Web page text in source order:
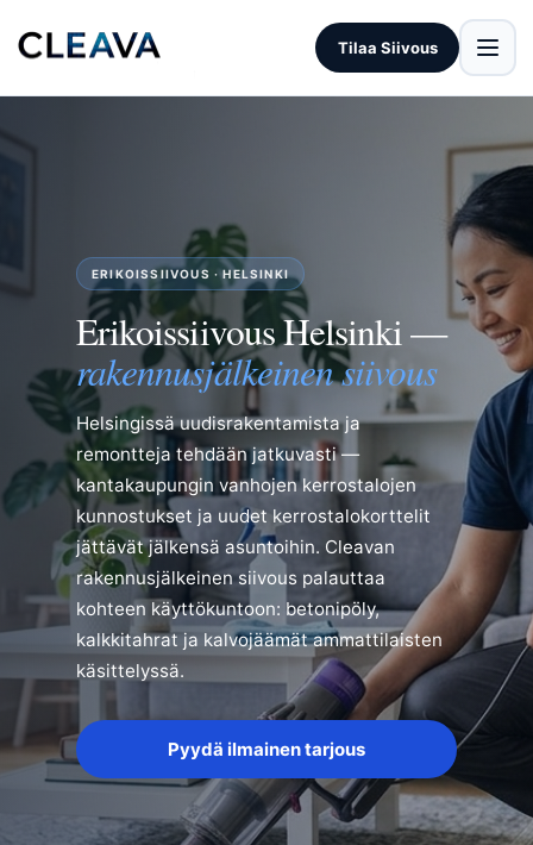
Tilaa Siivous
ERIKOISSIIVOUS · HELSINKI
Erikoissiivous Helsinki —
rakennusjälkeinen siivous
Helsingissä uudisrakentamista ja
remontteja tehdään jatkuvasti —
kantakaupungin vanhojen kerrostalojen
kunnostukset ja uudet kerrostalokorttelit
jättävät jälkensä asuntoihin. Cleavan
rakennusjälkeinen siivous palauttaa
kohteen käyttökuntoon: betonipöly,
kalkkitahrat ja kalvojäämät ammattilaisten
käsittelyssä.
Pyydä ilmainen tarjous